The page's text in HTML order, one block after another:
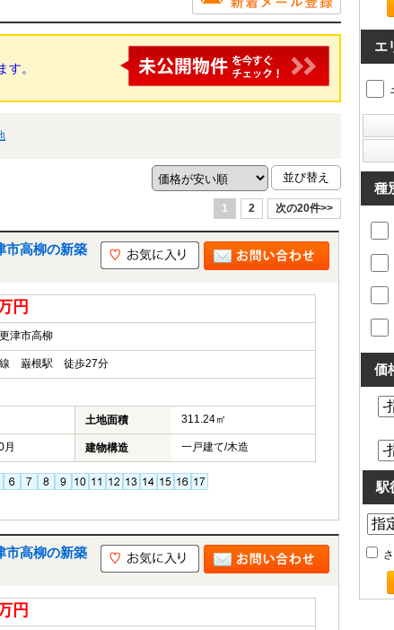
す。
1 2 次の20件>>
高柳の新築
円
津市高柳
線 巌根駅 徒歩27分
土地面積 311.24㎡
月 建物構造 一戸建て/木造
高柳の新築
円
エ
種
価
駅